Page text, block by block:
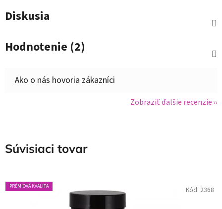
Diskusia
Hodnotenie (2)
Zobraziť ďalšie recenzie
Súvisiaci tovar
PRÉMIOVÁ KVALITA Kód: 2368